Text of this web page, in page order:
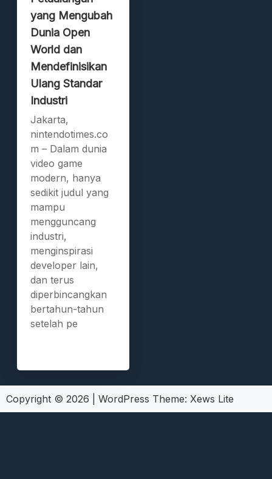
yang Mengubah
Dunia Open
World dan
Mendefinisikan
Ulang Standar
Industri
Jakarta,
nintendotimes.co
m – Dalam dunia
video game
modern, hanya
sedikit judul yang
mampu
mengguncang
industri,
menginspirasi
developer lain,
dan terus
diperbincangkan
bertahun-tahun
setelah pe
Copyright © 2026 WordPress Theme: Xews Lite